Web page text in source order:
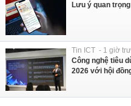
Lưu ý quan
Tin ICT - 1 giờ
Công nghệ tiêu
2026 với hội